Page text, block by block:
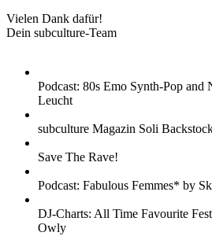
Vielen Dank dafür!
Dein subculture-Team
Podcast: 80s Emo Synth-Pop and
Leucht
subculture Magazin Soli
Save The Rave!
Podcast: Fabulous Femmes* by
DJ-Charts: All Time Favourite
Owly